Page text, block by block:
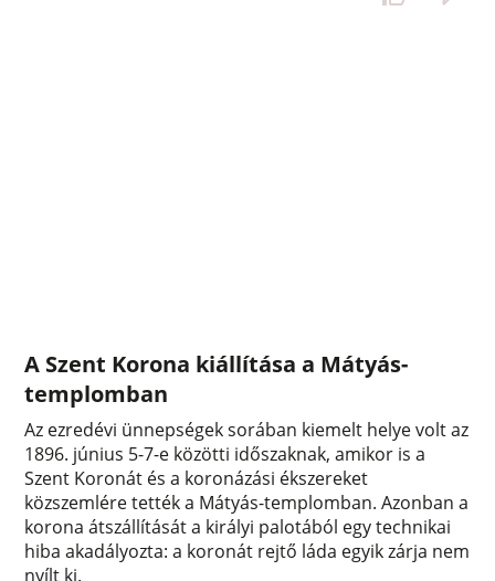
A Szent Korona kiállítása a Mátyás-
templomban
Az ezredévi ünnepségek sorában kiemelt helye volt az
1896. június 5-7-e közötti időszaknak, amikor is a
Szent Koronát és a koronázási ékszereket
közszemlére tették a Mátyás-templomban. Azonban a
korona átszállítását a királyi palotából egy technikai
hiba akadályozta: a koronát rejtő láda egyik zárja nem
nyílt ki.